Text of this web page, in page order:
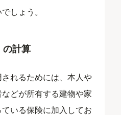
しょう。
の計算
れるためには、本人や
どが所有する建物や家
いる保険に加入してお